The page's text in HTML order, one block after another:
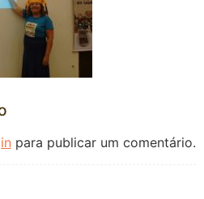
para publicar um comentário.